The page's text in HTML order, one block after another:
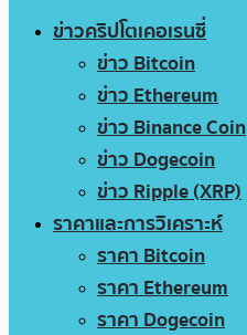
ข่าวคริปโตเคอเรนซี่
ข่าว Bitcoin
ข่าว Ethereum
ข่าว Binance Coin
ข่าว Dogecoin
ข่าว Ripple (XRP)
ราคาและการวิเคราะห์
ราคา Bitcoin
ราคา Ethereum
ราคา Dogecoin